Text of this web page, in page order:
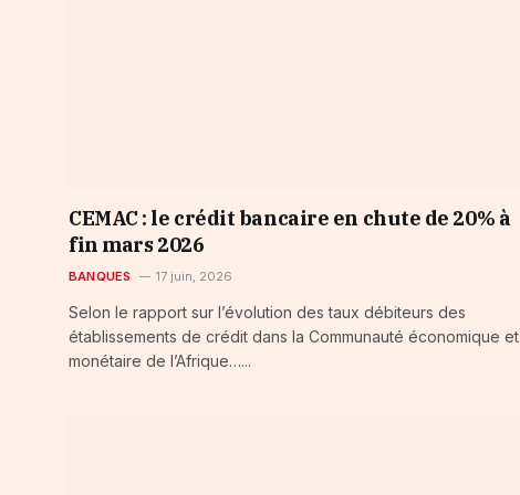
CEMAC : le crédit bancaire en chute de 20% à
fin mars 2026
BANQUES 17 juin, 2026
Selon le rapport sur l’évolution des taux débiteurs des
établissements de crédit dans la Communauté économique et
monétaire de l’Afrique…...